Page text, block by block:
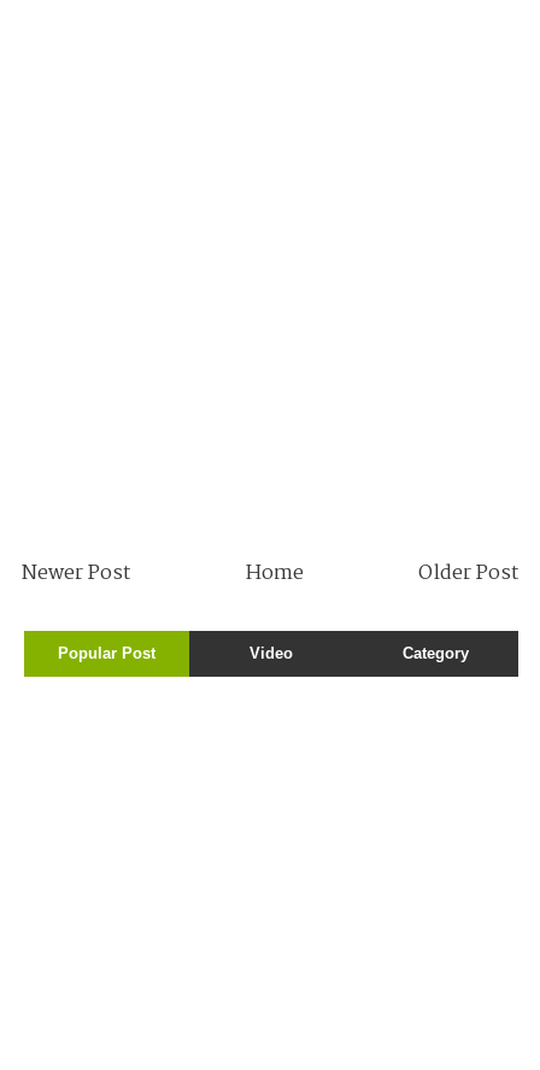
Newer Post Older Post
Home
Popular Post Video Category